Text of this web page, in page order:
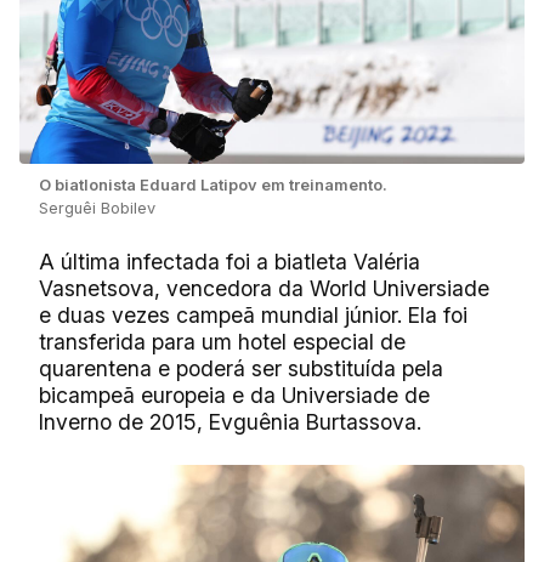
O biatlonista Eduard Latipov em treinamento.
Serguêi Bobilev
A última infectada foi a biatleta Valéria
Vasnetsova, vencedora da World Universiade
e duas vezes campeã mundial júnior. Ela foi
transferida para um hotel especial de
quarentena e poderá ser substituída pela
bicampeã europeia e da Universiade de
Inverno de 2015, Evguênia Burtassova.